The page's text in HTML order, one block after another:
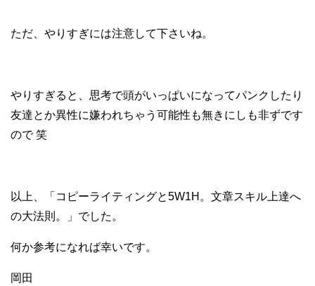
ただ、やりすぎには注意して下さいね。
やりすぎると、思考で頭がいっぱいになってパンクしたり
友達とか異性に嫌われちゃう可能性も無きにしも非ずです
ので 笑
以上、「コピーライティングと5W1H。文章スキル上達へ
の大法則。」でした。
何か参考になれば幸いです。
岡田